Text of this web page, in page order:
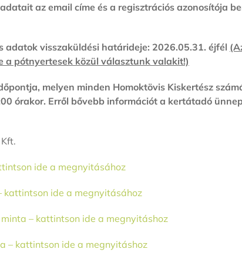
az email címe és a regisztrációs azonosítója
adatok visszaküldési határideje: 2026.05.31. éjfél
a pótnyertesek közül választunk valakit!)
melyen minden Homoktövis Kiskertész
órakor. Erről bővebb információt a kertátadó
ide a megnyitásához
ide a megnyitásához
– kattintson ide a megnyitáshoz
– kattintson ide a megnyitáshoz